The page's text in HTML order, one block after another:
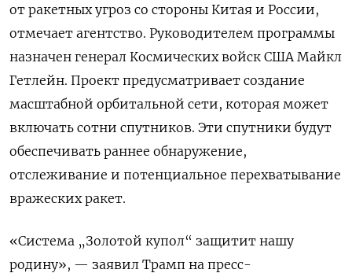
от ракетных угроз со стороны Китая и России,
отмечает агентство. Руководителем программы
назначен генерал Космических войск США Майкл
Гетлейн. Проект предусматривает создание
масштабной орбитальной сети, которая может
включать сотни спутников. Эти спутники будут
обеспечивать раннее обнаружение,
отслеживание и потенциальное перехватывание
вражеских ракет.
«Система „Золотой купол“ защитит нашу
родину», — заявил Трамп на пресс-